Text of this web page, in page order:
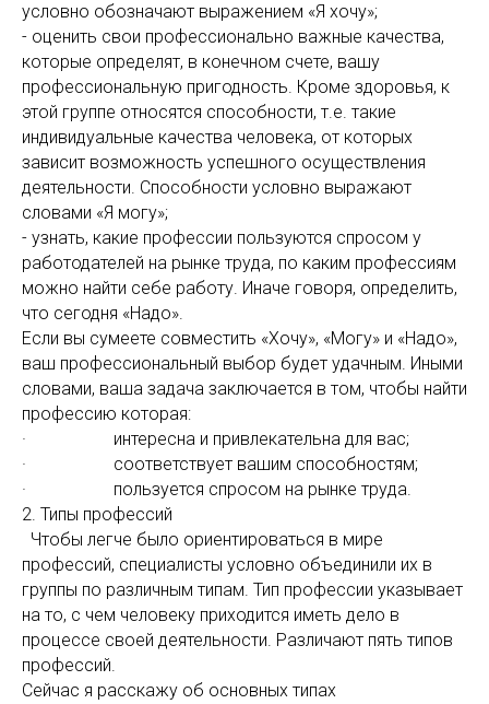
условно обозначают выражением «Я хочу»;
- оценить свои профессионально важные качества,
которые определят, в конечном счете, вашу
профессиональную пригодность. Кроме здоровья, к
этой группе относятся способности, т.е. такие
индивидуальные качества человека, от которых
зависит возможность успешного осуществления
деятельности. Способности условно выражают
словами «Я могу»;
- узнать, какие профессии пользуются спросом у
работодателей на рынке труда, по каким профессиям
можно найти себе работу. Иначе говоря, определить,
что сегодня «Надо».
Если вы сумеете совместить «Хочу», «Могу» и «Надо»,
ваш профессиональный выбор будет удачным. Иными
словами, ваша задача заключается в том, чтобы найти
профессию которая:
· интересна и привлекательна для вас;
· соответствует вашим способностям;
· пользуется спросом на рынке труда.
2. Типы профессий
Чтобы легче было ориентироваться в мире
профессий, специалисты условно объединили их в
группы по различным типам. Тип профессии указывает
на то, с чем человеку приходится иметь дело в
процессе своей деятельности. Различают пять типов
профессий.
Сейчас я расскажу об основных типах